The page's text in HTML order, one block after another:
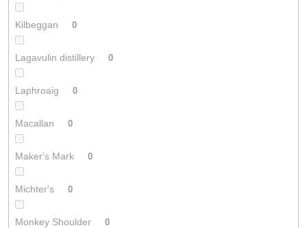
Kilbeggan 0
Lagavulin distillery 0
Laphroaig 0
Macallan 0
Maker's Mark 0
Michter's 0
Monkey Shoulder 0